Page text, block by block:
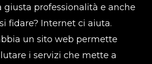
giusta professionalità e anche
fidare? Internet ci aiuta.
un sito web permette
i servizi che mette a